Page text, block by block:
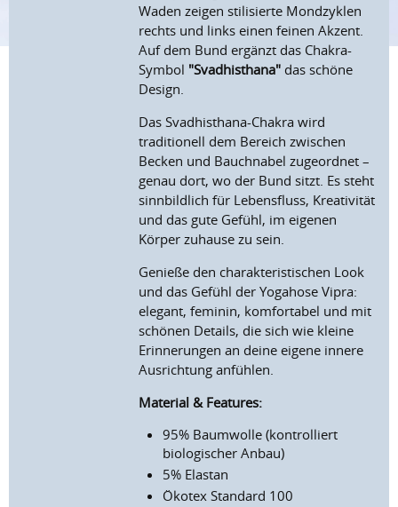
Waden zeigen stilisierte Mondzyklen
rechts und links einen feinen Akzent.
Auf dem Bund ergänzt das Chakra-
Symbol "Svadhisthana" das schöne
Design.
Das Svadhisthana-Chakra wird
traditionell dem Bereich zwischen
Becken und Bauchnabel zugeordnet –
genau dort, wo der Bund sitzt. Es steht
sinnbildlich für Lebensfluss, Kreativität
und das gute Gefühl, im eigenen
Körper zuhause zu sein.
Genieße den charakteristischen Look
und das Gefühl der Yogahose Vipra:
elegant, feminin, komfortabel und mit
schönen Details, die sich wie kleine
Erinnerungen an deine eigene innere
Ausrichtung anfühlen.
Material & Features:
95% Baumwolle (kontrolliert
biologischer Anbau)
5% Elastan
Ökotex Standard 100